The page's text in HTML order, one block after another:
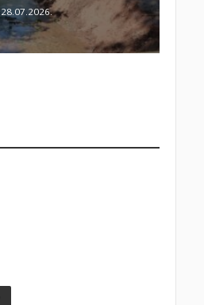
28.07.2026.